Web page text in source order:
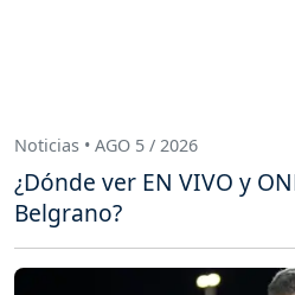
Noticias • AGO 5 / 2026
¿Dónde ver EN VIVO y
Belgrano?